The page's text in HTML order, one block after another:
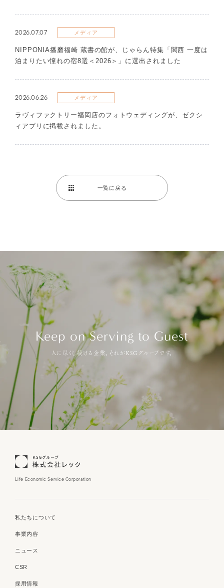
2026.07.07 メディア
NIPPONIA播磨福崎 蔵書の館が、じゃらん特集「関西 一度は
泊まりたい憧れの宿8選＜2026＞」に選出されました
2026.06.26 メディア
ラヴィファクトリー福岡店のフォトウェディングが、ゼクシ
ィアプリに掲載されました。
一覧に戻る
Keep on Serving to Guest
人に尽くし続ける企業。それがKSGグループです。
Life Economic Service Corporation
私たちについて
事業内容
ニュース
CSR
採用情報